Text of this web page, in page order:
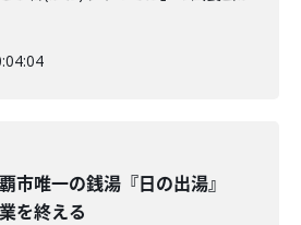
市唯一の銭湯『日の出湯』
を終える